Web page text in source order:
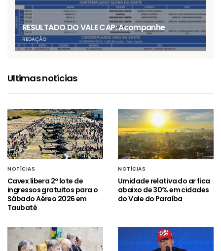
RESULTADO DO VALE CAP: Acompanhe
REDAÇÃO
Ultimas notícias
NOTÍCIAS
Cavex libera 2º lote de
ingressos gratuitos para o
Sábado Aéreo 2026 em
Taubaté
NOTÍCIAS
Umidade relativa do ar fica
abaixo de 30% em cidades
do Vale do Paraíba